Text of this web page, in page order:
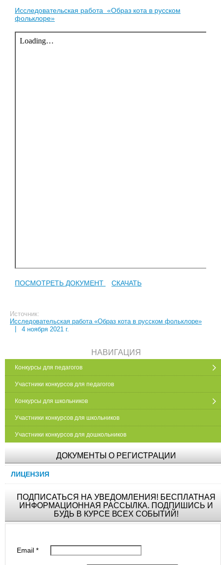
Исследовательская работа «Образ кота в русском
фольклоре»
ПОСМОТРЕТЬ ДОКУМЕНТ СКАЧАТЬ
Источник:
Исследовательская работа «Образ кота в русском фольклоре»
|
4 ноября 2021 г.
НАВИГАЦИЯ
Конкурсы для педагогов
Участники конкурсов для педагогов
Конкурсы для школьников
Участники конкурсов для школьников
Участники конкурсов для дошкольников
ДОКУМЕНТЫ О РЕГИСТРАЦИИ
ЛИЦЕНЗИЯ
ПОДПИСАТЬСЯ НА УВЕДОМЛЕНИЯ! БЕСПЛАТНАЯ
ИНФОРМАЦИОННАЯ РАССЫЛКА. ПОДПИШИСЬ И
БУДЬ В КУРСЕ ВСЕХ СОБЫТИЙ!
Email*